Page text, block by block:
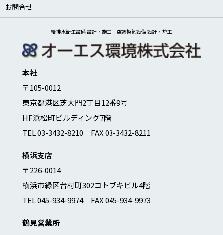
給排水衛生設備 設計・施工 空調換気設備 設計・施工
本社
〒105-0012
東京都港区芝大門2丁目12番9号
HF浜松町ビルディング7階
TEL 03-3432-8210 FAX 03-3432-8211
横浜支店
〒226-0014
横浜市緑区台村町302コトブキビル4階
TEL 045-934-9974 FAX 045-934-9973
鶴見営業所
お問合せ